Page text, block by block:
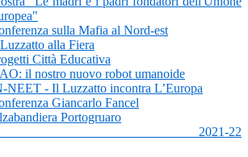
sulla Mafia al Nord-est
alla Fiera
Città Educativa
il nostro nuovo robot umanoide
NEET - Il Luzzatto incontra L’Europa
Giancarlo Fancel
Portogruaro
2021-22